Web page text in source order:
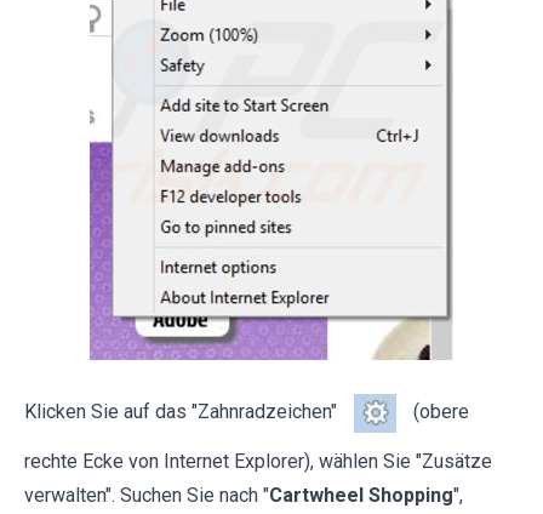
Klicken Sie auf das "Zahnradzeichen" (obere
rechte Ecke von Internet Explorer), wählen Sie "Zusätze
verwalten". Suchen Sie nach "Cartwheel Shopping",